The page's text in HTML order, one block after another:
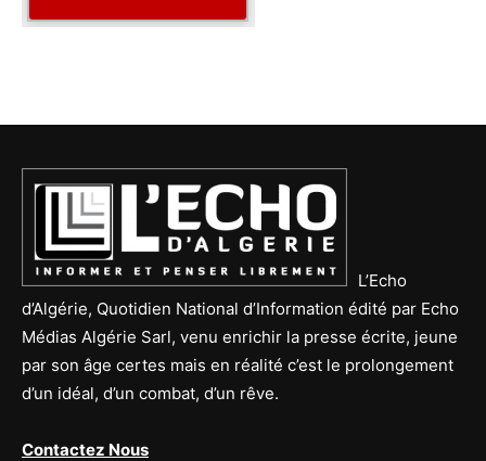
L’Echo
d’Algérie, Quotidien National d’Information édité par Echo
Médias Algérie Sarl, venu enrichir la presse écrite, jeune
par son âge certes mais en réalité c’est le prolongement
d’un idéal, d’un combat, d’un rêve.
Contactez Nous